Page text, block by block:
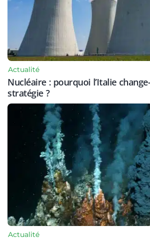
Actualité
Nucléaire : pourquoi l’Italie
stratégie ?
Actualité